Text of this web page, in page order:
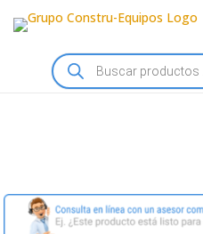
Búsqueda
de
productos